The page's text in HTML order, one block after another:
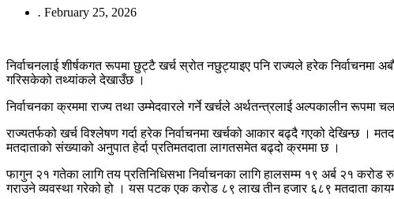
. February 25, 2026
निर्वाचनलाई शीर्षकगत रूपमा छुट्टै खर्च स्रोत नछुट्याइए पनि राज्यले हरेक निर्वाचनमा
गरिसकेको तथ्यांकले देखाउँछ ।
निर्वाचनका क्रममा राज्य तथा उम्मेदवारले गर्ने खर्चले अर्थतन्त्रलाई अल्पकालीन रूपमा
राज्यतर्फको खर्च विश्लेषण गर्दा हरेक निर्वाचनमा खर्चको आकार बढ्दै गएको देखिन्छ ।
मतदाताको संख्याको अनुपात हेर्दा प्रतिमतदाता लागतसमेत बढ्दो क्रममा छ ।
फागुन २१ गतेका लागि तय प्रतिनिधिसभा निर्वाचनका लागि हालसम्म १९ अर्ब २१
गराउने व्यवस्था गरेको हो । यस पटक एक करोड ८९ लाख तीन हजार ६८९ मतदाता